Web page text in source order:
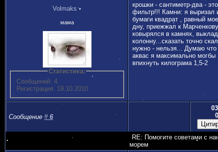
Volmaks •
мама
Статистика:
Сообщений: 4
Регистрация: 19.10.2010
крошки - сантиметр-два -
фильтр!!! Камни: я выризал
бумаги квадрат , равный
дну, приежжал к
ковырялся в камнях,
колонну...сказать точно
нужно - нельзя... Думаю что
аквас я максимально могбы
впихнуть килограма 1,5-2
Сообщение # 6
RE: Помогите советами с
морем